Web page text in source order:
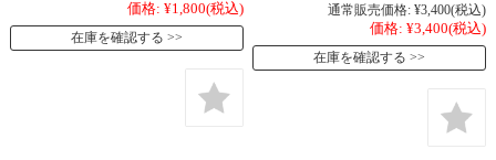
価格: ¥1,800(税込)
在庫を確認する
通常販売価格: ¥3,400(税込)
価格: ¥3,400(税込)
在庫を確認する